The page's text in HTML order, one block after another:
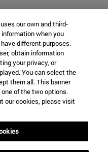
y Arte Navarro
our own and third-
when you
different purposes.
obtain information
your privacy, or
You can select the
them all. This banner
of the two options.
our cookies, please visit